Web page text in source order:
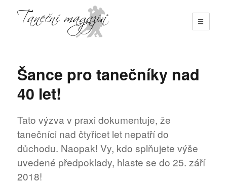
☰
Šance pro tanečníky nad
40 let!
Tato výzva v praxi dokumentuje, že
tanečníci nad čtyřicet let nepatří do
důchodu. Naopak! Vy, kdo splňujete výše
uvedené předpoklady, hlaste se do 25. září
2018!